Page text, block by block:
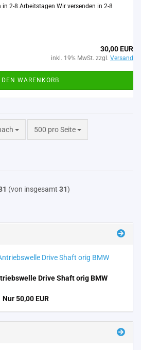
Wir versenden in 2-8
30,00 EUR
inkl. 19% MwSt. zzgl. Versand
DEN WARENKORB
500 pro Seite
pro Seite
(von insgesamt 31)
Drive Shaft orig BMW
Nur 50,00 EUR